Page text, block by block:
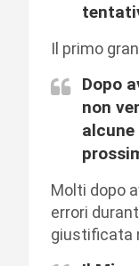
Il primo
Dopo
non
Molti dopo
errori
giustificata